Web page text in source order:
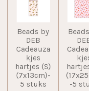
Beads by
DEB
Cadeauza
kjes
hartjes (S)
(7x13cm)-
5 stuks
-5